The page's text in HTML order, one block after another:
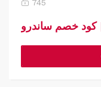
745